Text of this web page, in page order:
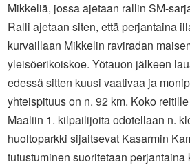
Mikkeliä, jossa ajetaan rallin SM-
Ralli ajetaan siten, että perjantaina
kurvaillaan Mikkelin raviradan
yleisöerikoiskoe. Yötauon jälkeen
edessä sitten kuusi vaativaa ja
yhteispituus on n. 92 km. Koko
Maaliin 1. kilpailijoita odotellaan n.
huoltoparkki sijaitsevat Kasarmin
tutustuminen suoritetaan perjantaina